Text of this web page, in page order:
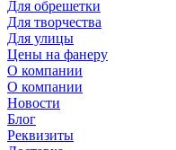
Для обрешетки
Для творчества
Для улицы
Цены на фанеру
О компании
О компании
Новости
Блог
Реквизиты